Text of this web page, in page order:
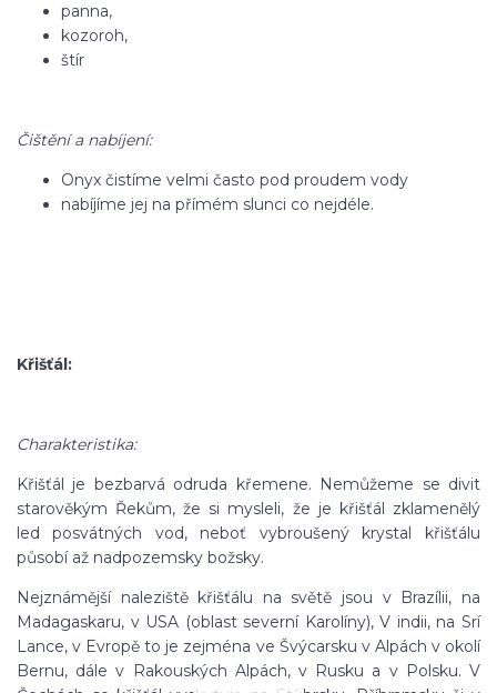
panna,
kozoroh,
štír
Čištění a nabíjení:
Onyx čistíme velmi často pod proudem vody
nabíjíme jej na přímém slunci co nejdéle.
Křišťál:
Charakteristika:
Křišťál je bezbarvá odruda křemene. Nemůžeme se divit
starověkým Řekům, že si mysleli, že je křišťál zklamenělý
led posvátných vod, neboť vybroušený krystal křišťálu
působí až nadpozemsky božsky.
Nejznámější naleziště křišťálu na světě jsou v Brazílii, na
Madagaskaru, v USA (oblast severní Karolíny), V indii, na Srí
Lance, v Evropě to je zejména ve Švýcarsku v Alpách v okolí
Bernu, dále v Rakouských Alpách, v Rusku a v Polsku. V